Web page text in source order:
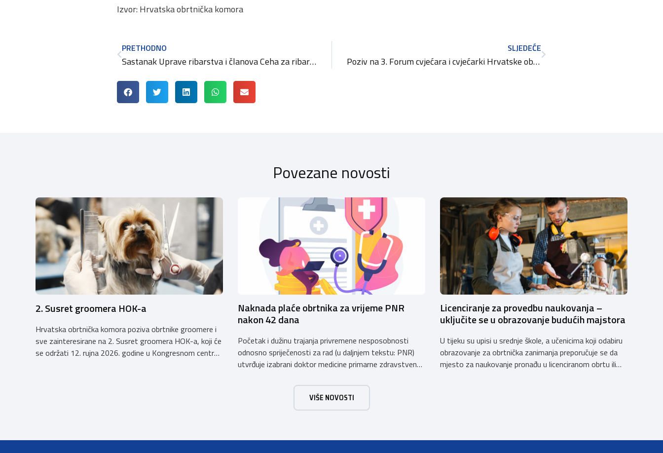
Izvor: Hrvatska obrtnička komora
PRETHODNO
Sastanak Uprave ribarstva i članova Ceha za ribarstvo, marikulturu i poljodjelstvo
SLJEDEĆE
Poziv na 3. Forum cvjećara i cvjećarki Hrvatske obrtničke komore
Povezane novosti
2. Susret groomera HOK-a
Hrvatska obrtnička komora poziva obrtnike groomere i
sve zainteresirane na 2. Susret groomera HOK-a, koji će
se održati 12. rujna 2026. godine u Kongresnom centru
Naknada plaće obrtnika za vrijeme PNR
nakon 42 dana
Početak i dužinu trajanja privremene nesposobnosti
odnosno spriječenosti za rad (u daljnjem tekstu: PNR)
utvrđuje izabrani doktor medicine primarne zdravstvene
zdravstvene zaštite žena). Razdoblje PNR za koje
osiguraniku pripada pravo na naknadu plaće u skladu sa
Zakonom o obveznom zdravstvenom osiguranju
Licenciranje za provedbu naukovanja –
uključite se u obrazovanje budućih majstora
U tijeku su upisi u srednje škole, a učenicima koji odabiru
obrazovanje za obrtnička zanimanja preporučuje se da
mjesto za naukovanje pronađu u licenciranom obrtu ili
VIŠE NOVOSTI